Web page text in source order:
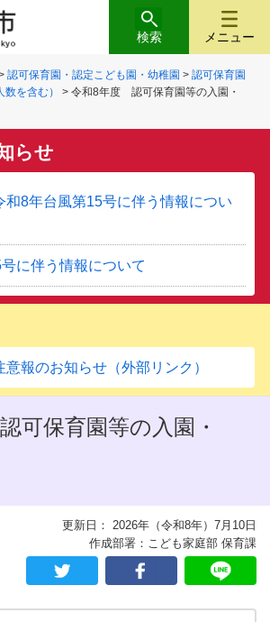
メニュー
検索
認可保育園・認定こども園・幼稚園 >認可保育園
を含む）
> 令和8年度 認可保育園等の入園・
らせ
和8年台風第15号に伴う情報につい
に伴う情報について
報のお知らせ（外部リンク）
可保育園等の入園・
更新日： 2026年（令和8年）7月10日
作成部署：こども家庭部 保育課